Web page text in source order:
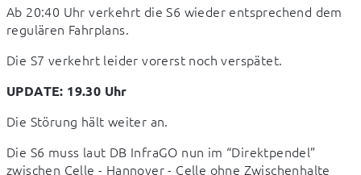
Ab 20:40 Uhr verkehrt die S6 wieder entsprechend dem
regulären Fahrplans.
Die S7 verkehrt leider vorerst noch verspätet.
UPDATE: 19.30 Uhr
Die Störung hält weiter an.
Die S6 muss laut DB InfraGO nun im “Direktpendel”
zwischen Celle - Hannover - Celle ohne Zwischenhalte